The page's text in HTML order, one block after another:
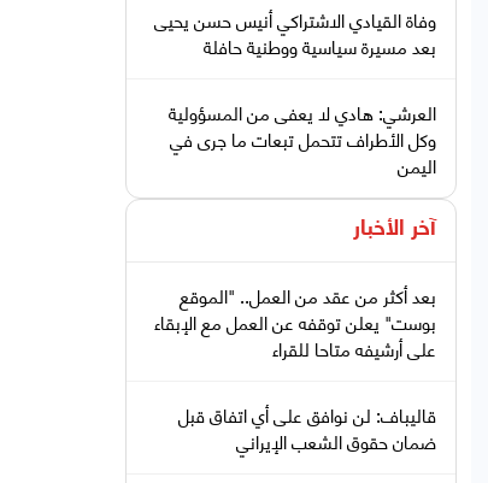
وفاة القيادي الاشتراكي أنيس حسن يحيى
بعد مسيرة سياسية ووطنية حافلة
العرشي: هادي لا يعفى من المسؤولية
وكل الأطراف تتحمل تبعات ما جرى في
اليمن
آخر الأخبار
بعد أكثر من عقد من العمل.. "الموقع
بوست" يعلن توقفه عن العمل مع الإبقاء
على أرشيفه متاحا للقراء
قاليباف: لن نوافق على أي اتفاق قبل
ضمان حقوق الشعب الإيراني